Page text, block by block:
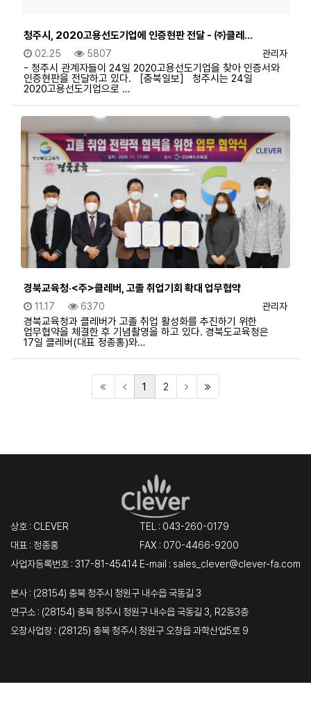
청주시, 2020고용선도기업에 인증현판 전달 - ㈜클레…
등록자
관리자
등록일
02.25 조회
5807
- 청주시 관계자들이 24일 2020고용선도기업을 찾아 인증서와
인증현판을 전달하고 있다. ［충북일보］ 청주시는 24일
2020고용선도기업으로 …
경북교육청·<주>클레버, 고졸 취업기회 확대 업무협약
등록자
관리자
등록일
11.17 조회
6370
경북교육청과 클레버가 고졸 취업 활성화를 추진하기 위한
업무협약을 체결한 후 기념촬영을 하고 있다. 경북도교육청은
17일 클레버(대표 정종홍)와…
1 (current)
2 (last)
상호 : CLEVER
대표 : 정종홍
사업자등록번호 : 317-81-45414
TEL : 043-260-0179
FAX : 070-4466-9200
E-mail : sales_clever@clever-fa.com
본사 : (28154) 충북 청주시 청원구 내수읍 국동길 3
연구소 : (28154) 충북 청주시 청원구 내수읍 국동길 3, R2동3층
오창사업장 : (28125) 충북 청주시 청원구 오창읍 과학산업5로 9